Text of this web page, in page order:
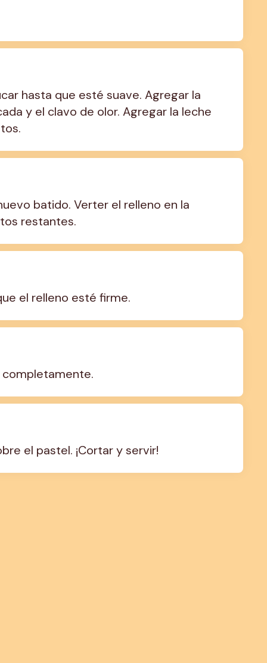
hasta que esté suave. Agregar la
y el clavo de olor. Agregar la leche
batido. Verter el relleno en la
restantes.
el relleno esté firme.
completamente.
el pastel. ¡Cortar y servir!